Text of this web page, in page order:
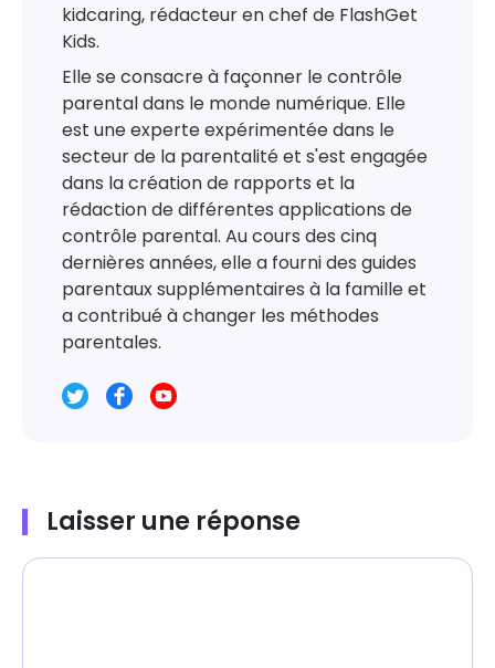
kidcaring, rédacteur en chef de FlashGet
Kids.
Elle se consacre à façonner le contrôle
parental dans le monde numérique. Elle
est une experte expérimentée dans le
secteur de la parentalité et s'est engagée
dans la création de rapports et la
rédaction de différentes applications de
contrôle parental. Au cours des cinq
dernières années, elle a fourni des guides
parentaux supplémentaires à la famille et
a contribué à changer les méthodes
parentales.
Laisser une réponse